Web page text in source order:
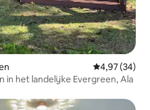
Gemiddelde
4,97 (34)
in het landelijke Evergreen, Ala